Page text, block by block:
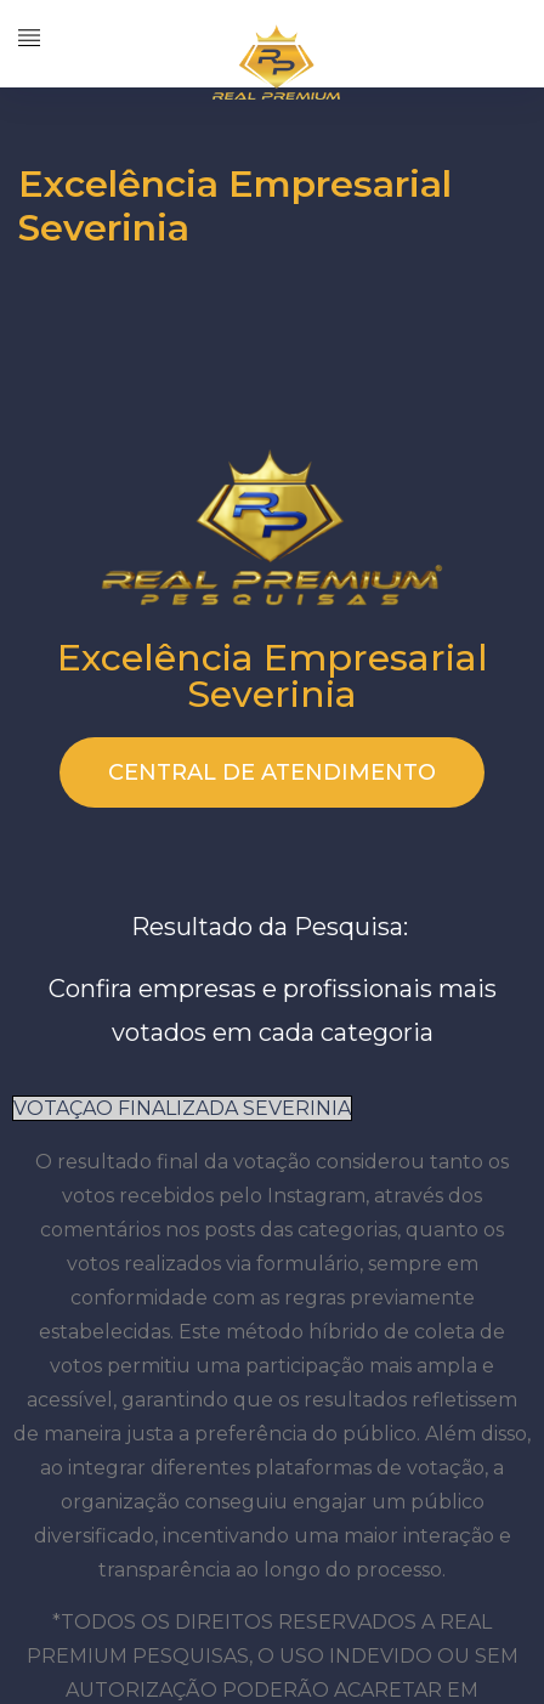
Excelência Empresarial
Severinia
Excelência Empresarial
Severinia
CENTRAL DE ATENDIMENTO
Resultado da Pesquisa:
Confira empresas e profissionais mais
votados em cada categoria
VOTAÇAO FINALIZADA SEVERINIA
O resultado final da votação considerou tanto os
votos recebidos pelo Instagram, através dos
comentários nos posts das categorias, quanto os
votos realizados via formulário, sempre em
conformidade com as regras previamente
estabelecidas. Este método híbrido de coleta de
votos permitiu uma participação mais ampla e
acessível, garantindo que os resultados refletissem
de maneira justa a preferência do público. Além disso,
ao integrar diferentes plataformas de votação, a
organização conseguiu engajar um público
diversificado, incentivando uma maior interação e
transparência ao longo do processo.
*TODOS OS DIREITOS RESERVADOS A REAL
PREMIUM PESQUISAS, O USO INDEVIDO OU SEM
AUTORIZAÇÃO PODERÃO ACARETAR EM